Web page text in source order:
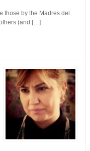
those by the Madres del
(and […]